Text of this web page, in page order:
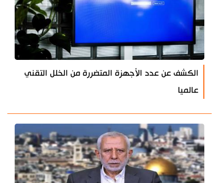
الكشف عن عدد الأجهزة المتضررة من الخلل التقني
عالميا